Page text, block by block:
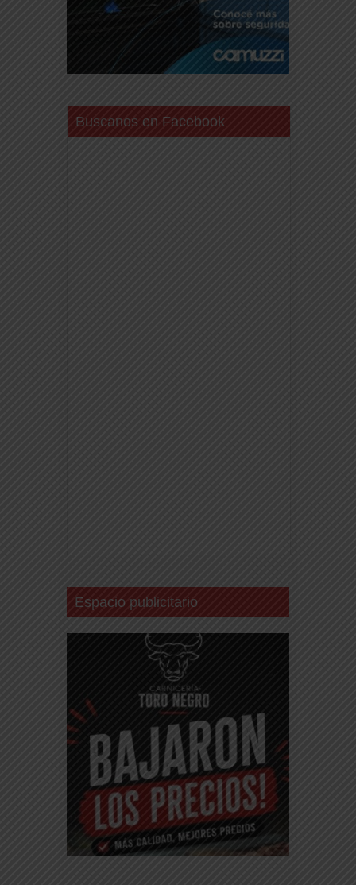
Buscanos en Facebook
Espacio publicitario